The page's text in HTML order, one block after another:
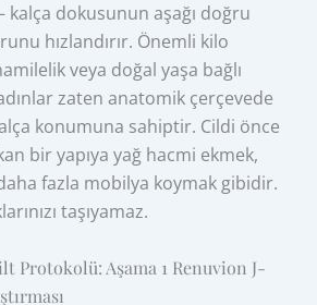
kalça dokusunun aşağı doğru
hızlandırır. Önemli kilo
veya doğal yaşa bağlı
zaten anatomik çerçevede
konumuna sahiptir. Cildi önce
bir yapıya yağ hacmi ekmek,
fazla mobilya koymak gibidir.
taşıyamaz.
Protokolü: Aşama 1 Renuvion J-